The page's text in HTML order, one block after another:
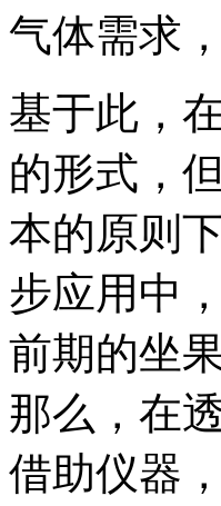
气体需求
基于此，
的形式，
本的原则
步应用中
前期的坐
那么，在
借助仪器